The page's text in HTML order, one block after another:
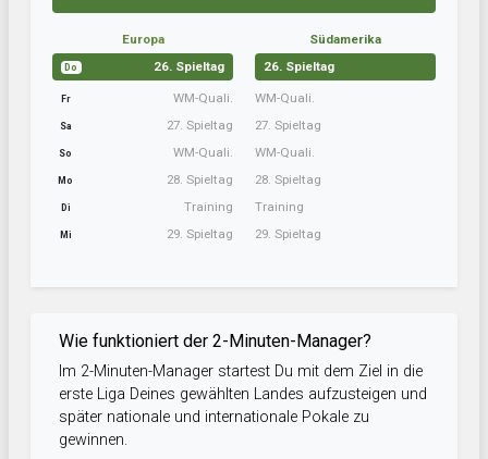
Europa
Do 26. Spieltag
Fr WM-Quali.
Sa 27. Spieltag
So WM-Quali.
Mo 28. Spieltag
Di Training
Mi 29. Spieltag
Südamerika
26. Spieltag
WM-Quali.
27. Spieltag
WM-Quali.
28. Spieltag
Training
29. Spieltag
Wie funktioniert der 2-Minuten-Manager?
Im 2-Minuten-Manager startest Du mit dem Ziel in die
erste Liga Deines gewählten Landes aufzusteigen und
später nationale und internationale Pokale zu
gewinnen.